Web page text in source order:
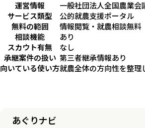
運営情報
一般社団法人全国農業
サービス類型
公的就農支援ポータル
無料の範囲
情報閲覧・就農相談無料
相談機能
あり
スカウト有無
なし
承継案件の扱い 第三者継承情報あり
向いている使い方就農全体の方向性を整理
あぐりナビ